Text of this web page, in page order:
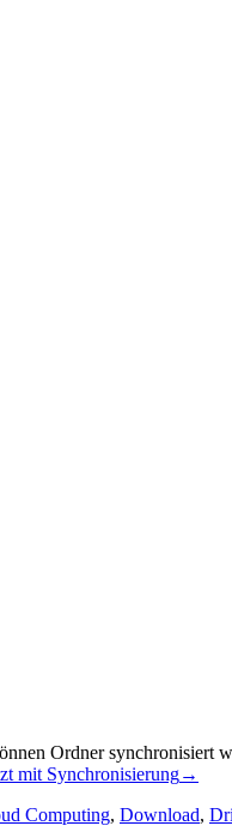
Ordner synchronisiert
mit Synchronisierung→
Computing, Download,